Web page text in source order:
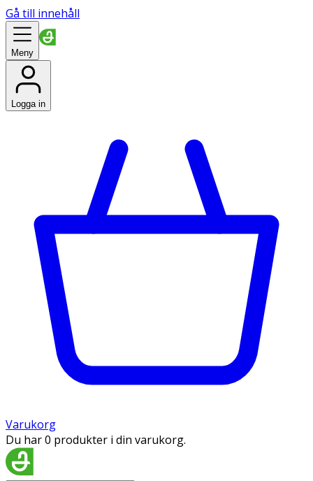
Gå till innehåll
Meny
Logga in
Varukorg
Du har 0 produkter i din varukorg.